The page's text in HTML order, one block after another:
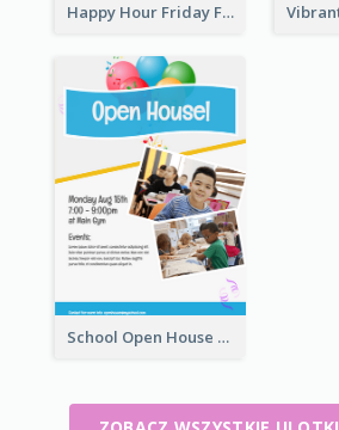
Happy Hour Friday Flyer
School Open House Flyer